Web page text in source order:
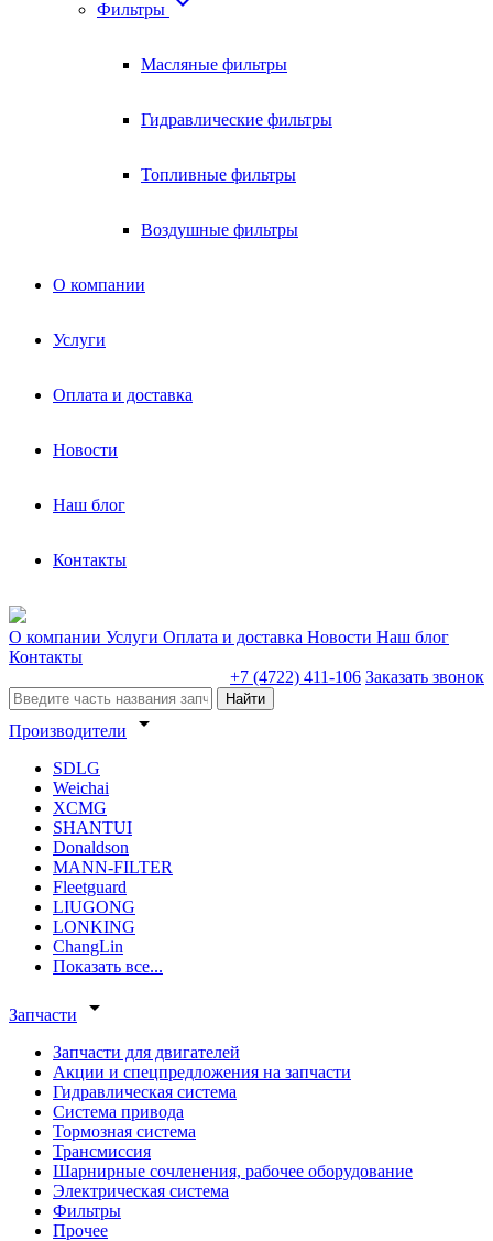
Фильтры
Масляные фильтры
Гидравлические фильтры
Топливные фильтры
Воздушные фильтры
О компании
Услуги
Оплата и доставка
Новости
Наш блог
Контакты
О компании Услуги Оплата и доставка Новости Наш блог
Контакты
+7 (4722) 411-106 Заказать звонок
Найти
Производители arrow_drop_down
SDLG
Weichai
XCMG
SHANTUI
Donaldson
MANN-FILTER
Fleetguard
LIUGONG
LONKING
ChangLin
Показать все...
Запчасти arrow_drop_down
Запчасти для двигателей
Акции и спецпредложения на запчасти
Гидравлическая система
Система привода
Тормозная система
Трансмиссия
Шарнирные сочленения, рабочее оборудование
Электрическая система
Фильтры
Прочее